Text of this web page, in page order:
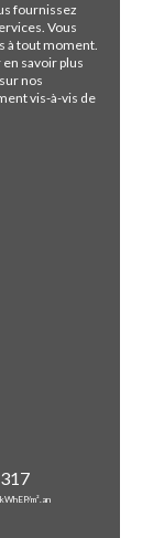
fournissez
Vous
à tout moment.
en savoir plus
nos
vis-à-vis de
317
kWhEP/m².an